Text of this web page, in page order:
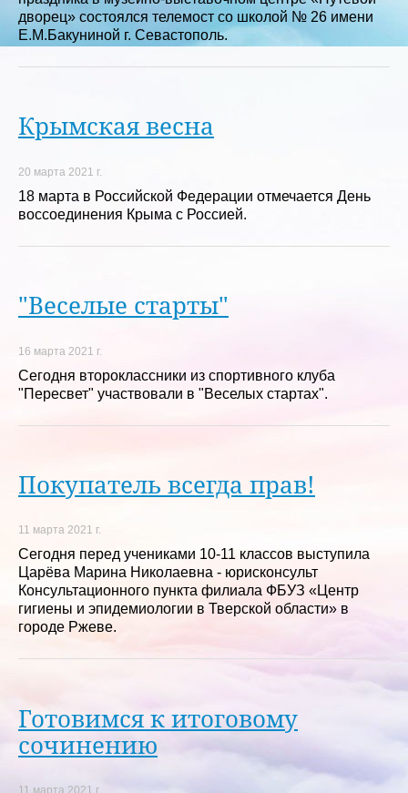
дворец» состоялся телемост со школой № 26 имени
Е.М.Бакуниной г. Севастополь.
Крымская весна
20 марта 2021 г.
18 марта в Российской Федерации отмечается День
воссоединения Крыма с Россией.
"Веселые старты"
16 марта 2021 г.
Сегодня второклассники из спортивного клуба
"Пересвет" участвовали в "Веселых стартах".
Покупатель всегда прав!
11 марта 2021 г.
Сегодня перед учениками 10-11 классов выступила
Царёва Марина Николаевна - юрисконсульт
Консультационного пункта филиала ФБУЗ «Центр
гигиены и эпидемиологии в Тверской области» в
городе Ржеве.
Готовимся к итоговому
сочинению
11 марта 2021 г.